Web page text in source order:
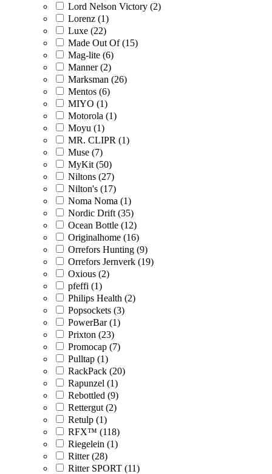
Lord Nelson Victory (2)
Lorenz (1)
Luxe (22)
Made Out Of (15)
Mag-lite (6)
Manner (2)
Marksman (26)
Mentos (6)
MIYO (1)
Motorola (1)
Moyu (1)
MR. CLIPR (1)
Muse (7)
MyKit (50)
Niltons (27)
Nilton's (17)
Noma Noma (1)
Nordic Drift (35)
Ocean Bottle (12)
Originalhome (16)
Orrefors Hunting (9)
Orrefors Jernverk (19)
Oxious (2)
pfeffi (1)
Philips Health (2)
Popsockets (3)
PowerBar (1)
Prixton (23)
Promocap (7)
Pulltap (1)
RackPack (20)
Rapunzel (1)
Rebottled (9)
Rettergut (2)
Retulp (1)
RFX™ (118)
Riegelein (1)
Ritter (28)
Ritter SPORT (11)